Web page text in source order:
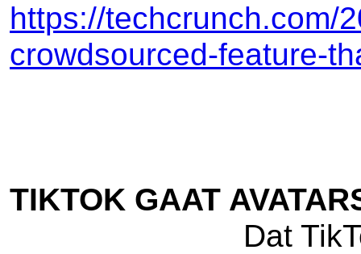
https://techcrunch.com/
crowdsourced-feature-
TIKTOK GAAT
Dat